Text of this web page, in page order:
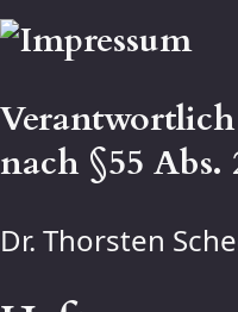
nach §55 Abs.
Dr. Thorsten